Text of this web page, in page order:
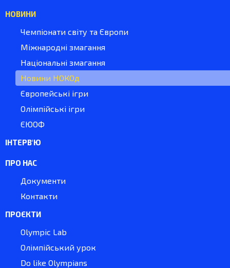
НОВИНИ
Чемпіонати світу та Європи
Міжнародні змагання
Національні змагання
Новини НОКОд
Європейські ігри
Олімпійські ігри
ЄЮОФ
ІНТЕРВ'Ю
ПРО НАС
Документи
Контакти
ПРОЄКТИ
Olympic Lab
Олімпійський урок
Do like Olympians